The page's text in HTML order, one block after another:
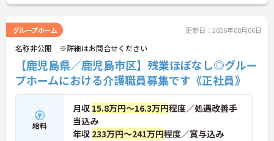
グループホーム 更新日：2026年08月06日
名称非公開 ※詳細はお問合せください
【鹿児島県／鹿児島市区】残業ほぼなし◎グルー
プホームにおける介護職員募集です《正社員》
給料
月収 15.8万円～16.3万円程度／処遇改善手
当込み
年収 233万円～241万円程度／賞与込み